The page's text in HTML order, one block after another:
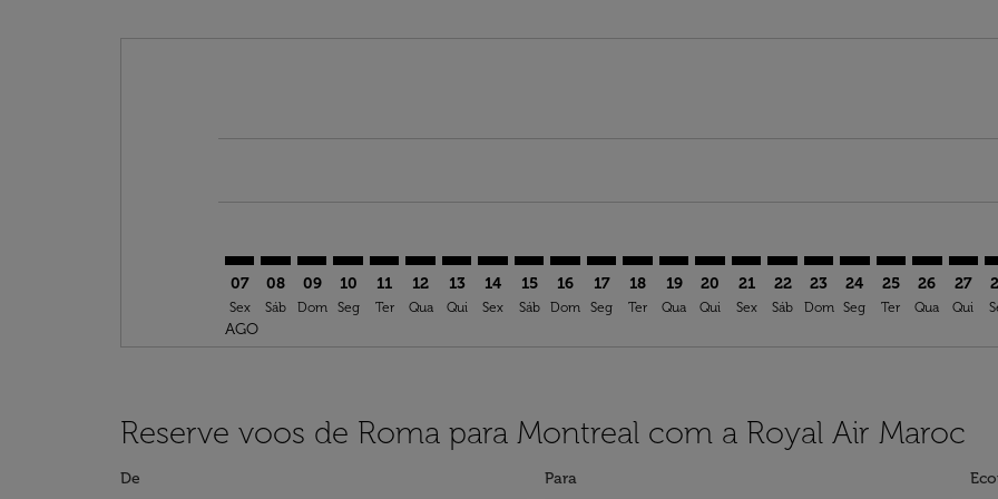
07
Sex
AGO
08
Sáb
09
Dom
10
Seg
11
Ter
12
Qua
13
Qui
14
Sex
15
Sáb
16
Dom
17
Seg
18
Ter
19
Qua
20
Qui
FCO–YUL: cmp-view-offers-
21
Sex
FCO–YUL: cmp-view-
22
Sáb
FCO–YUL: cmp-view-
23
Dom
FCO–YUL: cmp-
24
Seg
FCO–YUL:
25
Ter
26
Qua
27
Qui
Reserve voos de Roma para Montreal com a Royal Air Maroc
De Para